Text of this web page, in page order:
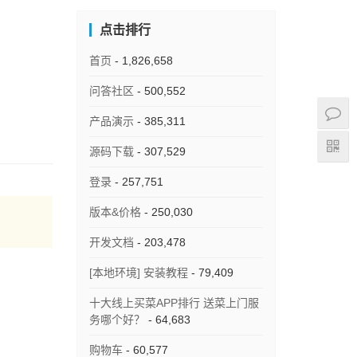
点击排行
首页 - 1,826,658
问答社区 - 500,552
产品演示 - 385,311
源码下载 - 307,529
登录 - 257,751
版本&价格 - 250,030
开发文档 - 203,478
[本地环境] 安装教程 - 79,409
十大线上买菜APP排行 送菜上门服
务哪个好？
- 64,683
购物车 - 60,577